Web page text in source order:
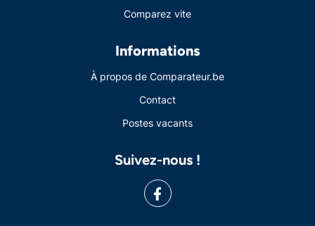
Comparez vite
Informations
À propos de Comparateur.be
Contact
Postes vacants
Suivez-nous !